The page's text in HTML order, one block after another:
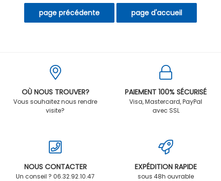
OÙ NOUS TROUVER?
Vous souhaitez nous rendre
visite?
PAIEMENT 100% SÉCURISÉ
Visa, Mastercard, PayPal
avec SSL
NOUS CONTACTER
Un conseil ? 06.32.92.10.47
EXPÉDITION RAPIDE
sous 48h ouvrable